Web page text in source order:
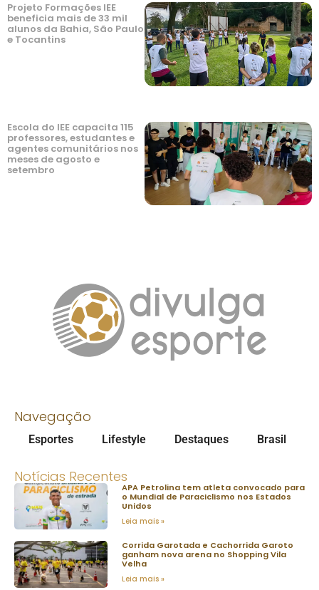
Projeto Formações IEE
beneficia mais de 33 mil
alunos da Bahia, São Paulo
e Tocantins
Escola do IEE capacita 115
professores, estudantes e
agentes comunitários nos
meses de agosto e
setembro
Navegação
Esportes Lifestyle Destaques Brasil
Notícias Recentes
APA Petrolina tem atleta convocado para
o Mundial de Paraciclismo nos Estados
Unidos
Leia mais »
Corrida Garotada e Cachorrida Garoto
ganham nova arena no Shopping Vila
Velha
Leia mais »